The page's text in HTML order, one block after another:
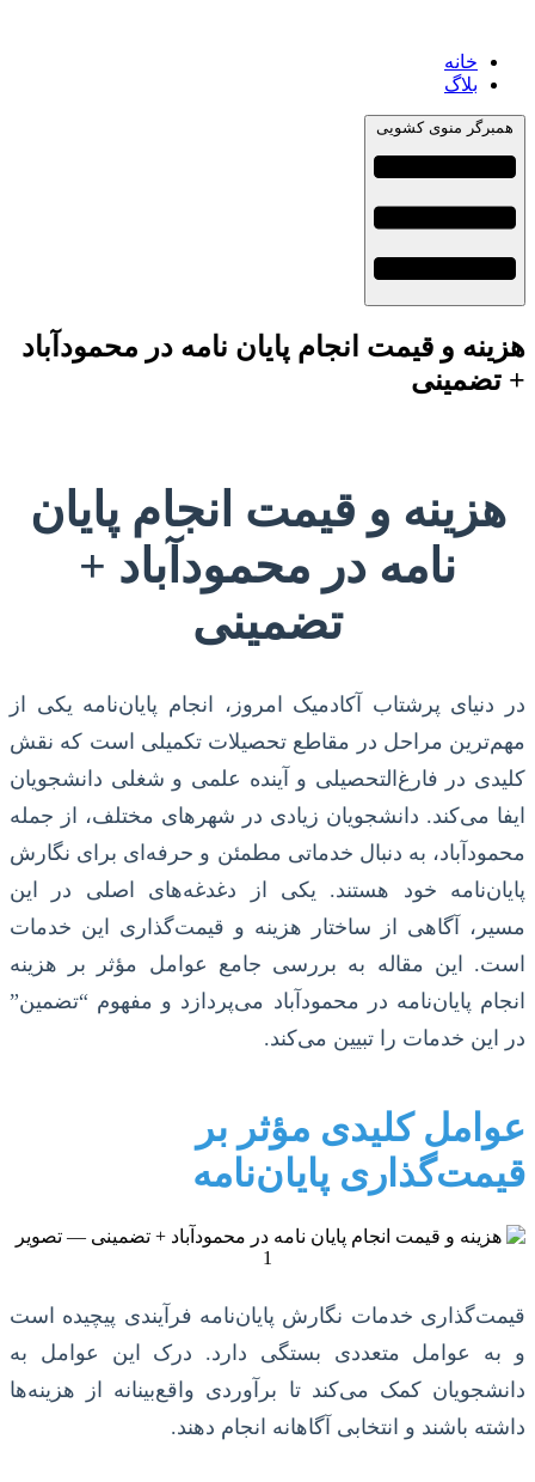
خانه
بلاگ
همبرگر منوی کشویی
هزینه و قیمت انجام پایان نامه در محمودآباد
+ تضمینی
هزینه و قیمت انجام پایان
نامه در محمودآباد +
تضمینی
در دنیای پرشتاب آکادمیک امروز، انجام پایان‌نامه یکی از
مهم‌ترین مراحل در مقاطع تحصیلات تکمیلی است که نقش
کلیدی در فارغ‌التحصیلی و آینده علمی و شغلی دانشجویان
ایفا می‌کند. دانشجویان زیادی در شهرهای مختلف، از جمله
محمودآباد، به دنبال خدماتی مطمئن و حرفه‌ای برای نگارش
پایان‌نامه خود هستند. یکی از دغدغه‌های اصلی در این
مسیر، آگاهی از ساختار هزینه و قیمت‌گذاری این خدمات
است. این مقاله به بررسی جامع عوامل مؤثر بر هزینه
انجام پایان‌نامه در محمودآباد می‌پردازد و مفهوم “تضمین”
در این خدمات را تبیین می‌کند.
عوامل کلیدی مؤثر بر
قیمت‌گذاری پایان‌نامه
قیمت‌گذاری خدمات نگارش پایان‌نامه فرآیندی پیچیده است
و به عوامل متعددی بستگی دارد. درک این عوامل به
دانشجویان کمک می‌کند تا برآوردی واقع‌بینانه از هزینه‌ها
داشته باشند و انتخابی آگاهانه انجام دهند.